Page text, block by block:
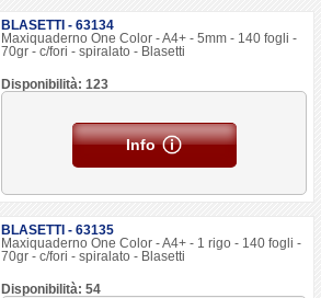
BLASETTI - 63134
Maxiquaderno One Color - A4+ - 5mm - 140 fogli -
70gr - c/fori - spiralato - Blasetti
Disponibilità: 123
Info
BLASETTI - 63135
Maxiquaderno One Color - A4+ - 1 rigo - 140 fogli -
70gr - c/fori - spiralato - Blasetti
Disponibilità: 54